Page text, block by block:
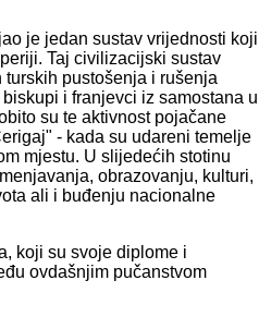
je jedan sustav vrijednosti koji
Taj civilizacijski sustav
pustošenja i rušenja
i franjevci iz samostana u
su te aktivnost pojačane
- kada su udareni temelje
mjestu. U slijedećih stotinu
obrazovanju, kulturi,
ali i buđenju nacionalne
koji su svoje diplome i
ovdašnjim pučanstvom